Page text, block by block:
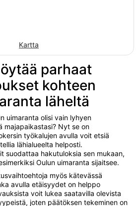
Kartta
parhaat
kohteen
läheltä
uimaranta olisi vain lyhyen
majapaikastasi? Nyt se on
työkalujen avulla voit etsiä
lähialueelta helposti.
suodattaa hakutuloksia sen mukaan,
Oulun uimaranta sijaitsee.
myös kätevässä
avulla etäisyydet on helppo
voit lukea saatavilla olevista
joten päätöksen tekeminen on